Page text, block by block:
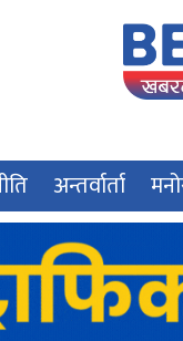
अन्तर्वार्ता